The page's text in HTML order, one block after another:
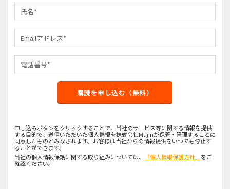
購読を申し込む（無料）
申し込みボタンをクリックすることで、当社のサービス等に関する情報を提供
する目的で、送信いただいた個人情報を株式会社Mujinが保管・管理することに
同意したものとみなされます。お客様は当社からの情報提供をいつでも停止す
ることができます。
当社の個人情報保護に関する取り組みについては、
「個人情報保護方針」 をご
確認ください。